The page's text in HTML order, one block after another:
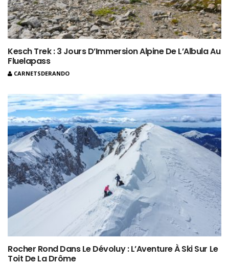
Kesch Trek : 3 Jours D’Immersion Alpine De L’Albula Au
Fluelapass
CARNETSDERANDO
Rocher Rond Dans Le Dévoluy : L’Aventure À Ski Sur Le
Toit De La Drôme